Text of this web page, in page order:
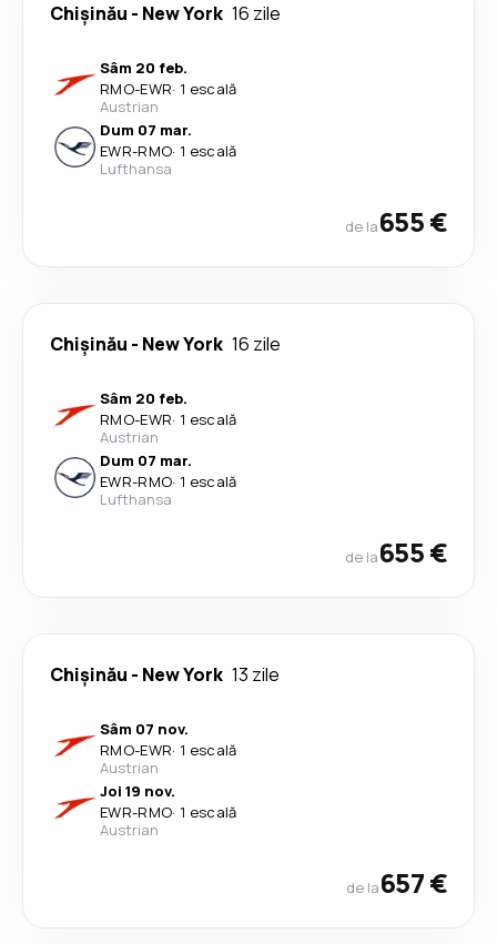
Chişinău - New York 16 zile
Sâm 20 feb.
RMO-EWR· 1 escală
Austrian
Dum 07 mar.
EWR-RMO· 1 escală
Lufthansa
de la655 €
Chişinău - New York 16 zile
Sâm 20 feb.
RMO-EWR· 1 escală
Austrian
Dum 07 mar.
EWR-RMO· 1 escală
Lufthansa
de la655 €
Chişinău - New York 13 zile
Sâm 07 nov.
RMO-EWR· 1 escală
Austrian
Joi 19 nov.
EWR-RMO· 1 escală
Austrian
de la657 €